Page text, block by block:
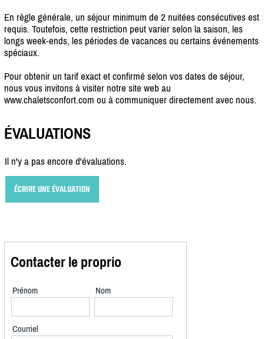
En règle générale, un séjour minimum de 2 nuitées consécutives est
requis. Toutefois, cette restriction peut varier selon la saison, les
longs week-ends, les périodes de vacances ou certains événements
spéciaux.
Pour obtenir un tarif exact et confirmé selon vos dates de séjour,
nous vous invitons à visiter notre site web au
www.chaletsconfort.com ou à communiquer directement avec nous.
ÉVALUATIONS
Il n'y a pas encore d'évaluations.
ÉCRIRE UNE ÉVALUATION
Contacter le proprio
Prénom Nom
Courriel